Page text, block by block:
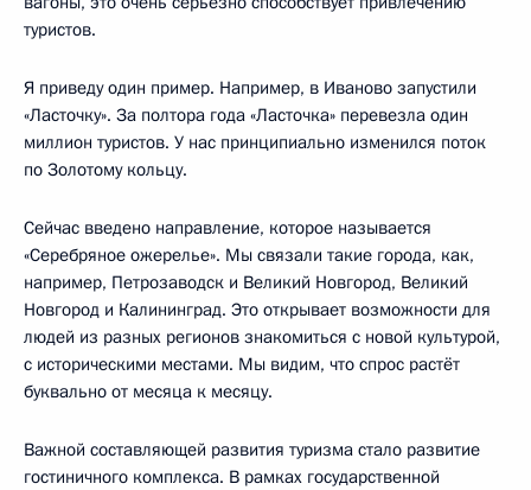
туристов.
Я приведу один пример. Например, в Иваново запустили
«Ласточку». За полтора года «Ласточка» перевезла один
миллион туристов. У нас принципиально изменился поток
по Золотому кольцу.
Сейчас введено направление, которое называется
«Серебряное ожерелье». Мы связали такие города, как,
например, Петрозаводск и Великий Новгород, Великий
Новгород и Калининград. Это открывает возможности для
людей из разных регионов знакомиться с новой культурой,
с историческими местами. Мы видим, что спрос растёт
буквально от месяца к месяцу.
Важной составляющей развития туризма стало развитие
гостиничного комплекса. В рамках государственной